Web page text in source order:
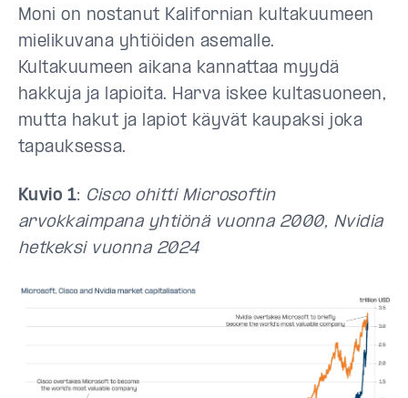
Moni on nostanut Kalifornian kultakuumeen
mielikuvana yhtiöiden asemalle.
Kultakuumeen aikana kannattaa myydä
hakkuja ja lapioita. Harva iskee kultasuoneen,
mutta hakut ja lapiot käyvät kaupaksi joka
tapauksessa.
Kuvio 1: Cisco ohitti Microsoftin
arvokkaimpana yhtiönä vuonna 2000, Nvidia
hetkeksi vuonna 2024